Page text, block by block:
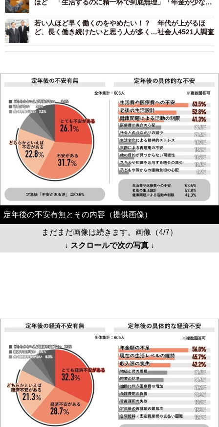
ほど 「生活するのに精一杯で到底無理」「年金が少なす
若い人ほど早く働くのをやめたい！？ 年代が上がるほ
ど、長く働き続けたいと思う人が多く…社会人4521人調査
定年後の不安有無とその内容（提供画像）
まだまだ画像は続きます。画像（4/7）
↓ スクロールで次の写真 ↓